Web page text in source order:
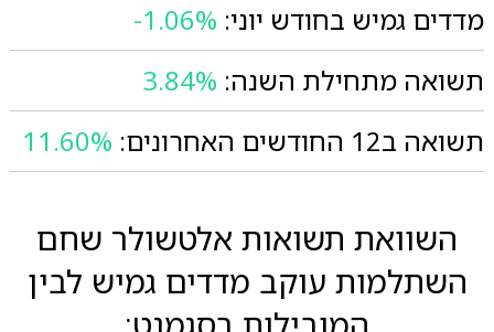
מדדים גמיש בחודש יוני: -1.06%
תשואה מתחילת השנה: 3.84%
תשואה ב12 החודשים האחרונים:
11.60%
השוואת תשואות אלטשולר שחם
השתלמות עוקב מדדים גמיש לבין